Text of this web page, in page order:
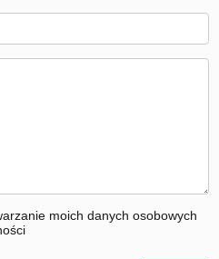
moich danych osobowych